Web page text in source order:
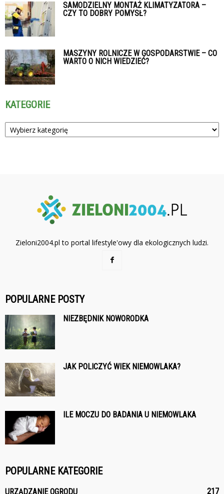
SAMODZIELNY MONTAŻ KLIMATYZATORA –
CZY TO DOBRY POMYSŁ?
MASZYNY ROLNICZE W GOSPODARSTWIE – CO
WARTO O NICH WIEDZIEĆ?
KATEGORIE
Kategorie
Zieloni2004.pl to portal lifestyle'owy dla ekologicznych ludzi.
POPULARNE POSTY
NIEZBĘDNIK NOWORODKA
JAK POLICZYĆ WIEK NIEMOWLAKA?
ILE MOCZU DO BADANIA U NIEMOWLAKA
POPULARNE KATEGORIE
URZĄDZANIE OGRODU 217